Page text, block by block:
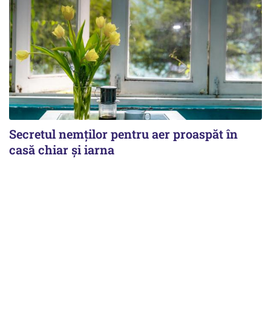
Secretul nemților pentru aer proaspăt în
casă chiar și iarna